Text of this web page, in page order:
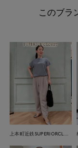
このブラ